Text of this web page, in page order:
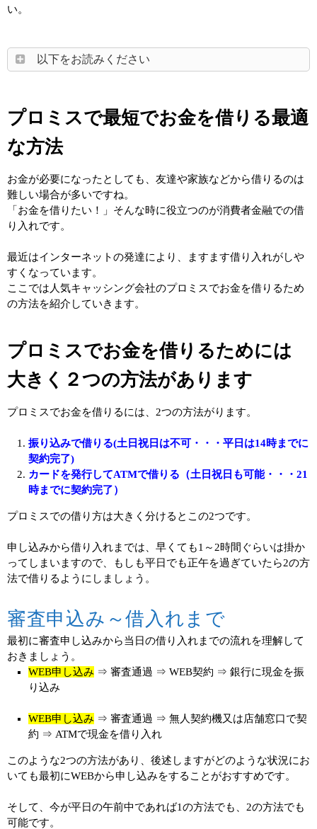
い。
以下をお読みください
プロミスで最短でお金を借りる最適
な方法
お金が必要になったとしても、友達や家族などから借りるのは
難しい場合が多いですね。
「お金を借りたい！」そんな時に役立つのが消費者金融での借
り入れです。
最近はインターネットの発達により、ますます借り入れがしや
すくなっています。
ここでは人気キャッシング会社のプロミスでお金を借りるため
の方法を紹介していきます。
プロミスでお金を借りるためには
大きく２つの方法があります
プロミスでお金を借りるには、2つの方法がります。
振り込みで借りる(土日祝日は不可・・・平日は14時までに
契約完了)
カードを発行してATMで借りる（土日祝日も可能・・・21
時までに契約完了）
プロミスでの借り方は大きく分けるとこの2つです。
申し込みから借り入れまでは、早くても1～2時間ぐらいは掛か
ってしまいますので、もしも平日でも正午を過ぎていたら2の方
法で借りるようにしましょう。
審査申込み～借入れまで
最初に審査申し込みから当日の借り入れまでの流れを理解して
おきましょう。
WEB申し込み ⇒ 審査通過 ⇒ WEB契約 ⇒ 銀行に現金を振
り込み
WEB申し込み ⇒ 審査通過 ⇒ 無人契約機又は店舗窓口で契
約 ⇒ ATMで現金を借り入れ
このような2つの方法があり、後述しますがどのような状況にお
いても最初にWEBから申し込みをすることがおすすめです。
そして、今が平日の午前中であれば1の方法でも、2の方法でも
可能です。